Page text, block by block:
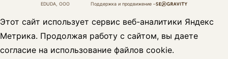
EDUDA, OOO Поддержка и продвижение –
Этот сайт использует сервис веб-аналитики Яндекс
Метрика. Продолжая работу с сайтом, вы даете
согласие на использование файлов cookie.